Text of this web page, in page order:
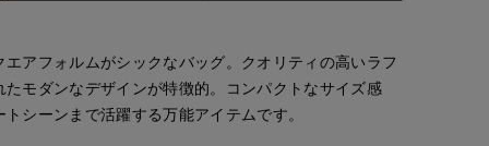
アフォルムがシックなバッグ。クオリティの高いラフ
たモダンなデザインが特徴的。コンパクトなサイズ感
シーンまで活躍する万能アイテムです。